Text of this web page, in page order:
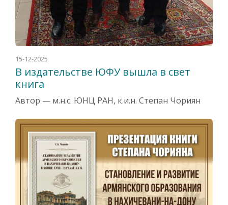
15-12-2025
В издательстве ЮФУ вышла в свет
книга
Автор — м.н.с. ЮНЦ РАН, к.и.н. Степан Чориян